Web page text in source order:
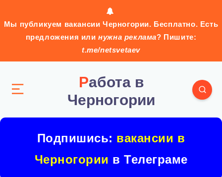
Мы публикуем вакансии Черногории. Бесплатно. Есть
предложения илинужна реклама? Пишите:
t.me/netsvetaev
Работа в
Черногории
Подпишись: вакансии в
Черногории в Телеграме